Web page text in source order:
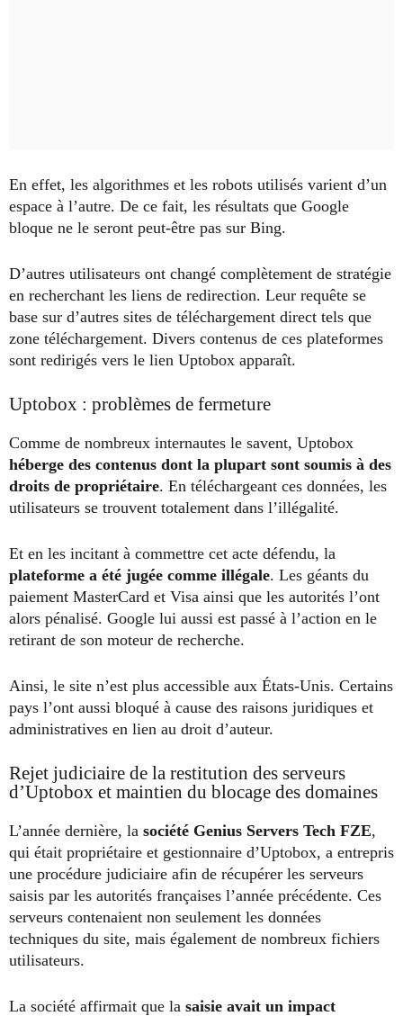
En effet, les algorithmes et les robots utilisés varient d’un
espace à l’autre. De ce fait, les résultats que Google
bloque ne le seront peut-être pas sur Bing.
D’autres utilisateurs ont changé complètement de stratégie
en recherchant les liens de redirection. Leur requête se
base sur d’autres sites de téléchargement direct tels que
zone téléchargement. Divers contenus de ces plateformes
sont redirigés vers le lien Uptobox apparaît.
Uptobox : problèmes de fermeture
Comme de nombreux internautes le savent, Uptobox
héberge des contenus dont la plupart sont soumis à des
droits de propriétaire. En téléchargeant ces données, les
utilisateurs se trouvent totalement dans l’illégalité.
Et en les incitant à commettre cet acte défendu, la
plateforme a été jugée comme illégale. Les géants du
paiement MasterCard et Visa ainsi que les autorités l’ont
alors pénalisé. Google lui aussi est passé à l’action en le
retirant de son moteur de recherche.
Ainsi, le site n’est plus accessible aux États-Unis. Certains
pays l’ont aussi bloqué à cause des raisons juridiques et
administratives en lien au droit d’auteur.
Rejet judiciaire de la restitution des serveurs
d’Uptobox et maintien du blocage des domaines
L’année dernière, la société Genius Servers Tech FZE,
qui était propriétaire et gestionnaire d’Uptobox, a entrepris
une procédure judiciaire afin de récupérer les serveurs
saisis par les autorités françaises l’année précédente. Ces
serveurs contenaient non seulement les données
techniques du site, mais également de nombreux fichiers
utilisateurs.
La société affirmait que la saisie avait un impact